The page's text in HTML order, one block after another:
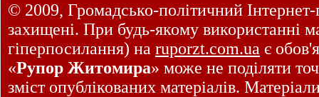
© 2009, Громадсько-політичний
захищені. При будь-якому використанні
гіперпосилання) на ruporzt.com.ua є
«Рупор Житомира» може не поділяти
зміст опублікованих матеріалів.